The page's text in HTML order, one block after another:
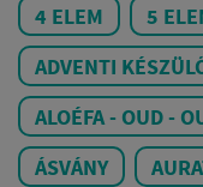
4 ELEM 5
ADVENTI
ALOÉFA - OUD -
ÁSVÁNY